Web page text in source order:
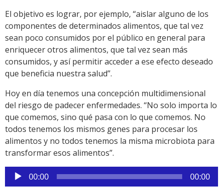
El objetivo es lograr, por ejemplo, “aislar alguno de los
componentes de determinados alimentos, que tal vez
sean poco consumidos por el público en general para
enriquecer otros alimentos, que tal vez sean más
consumidos, y así permitir acceder a ese efecto deseado
que beneficia nuestra salud”.
Hoy en día tenemos una concepción multidimensional
del riesgo de padecer enfermedades. “No solo importa lo
que comemos, sino qué pasa con lo que comemos. No
todos tenemos los mismos genes para procesar los
alimentos y no todos tenemos la misma microbiota para
transformar esos alimentos”.
Reproductor
de
00:00 00:00